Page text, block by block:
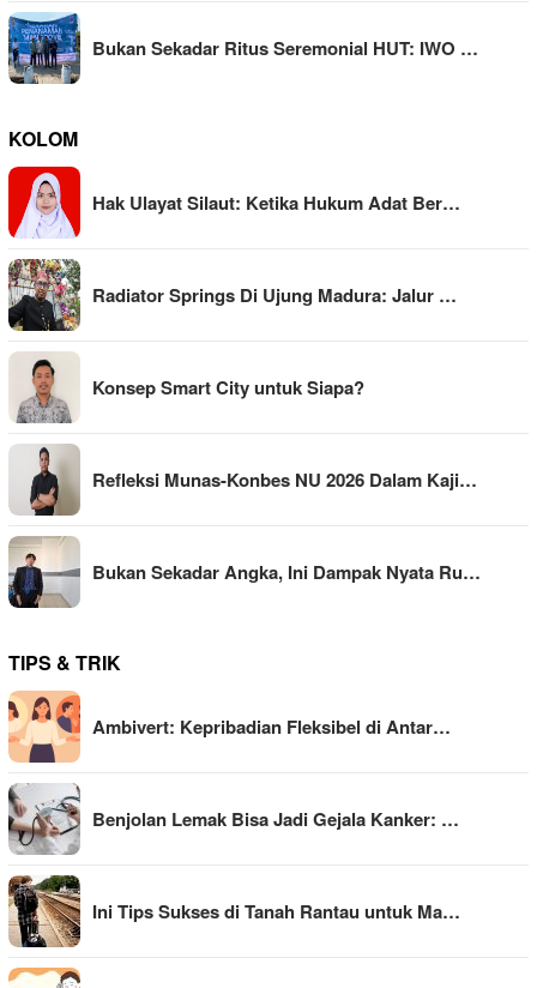
Bukan Sekadar Ritus Seremonial HUT: IWO …
KOLOM
Hak Ulayat Silaut: Ketika Hukum Adat Ber…
Radiator Springs Di Ujung Madura: Jalur …
Konsep Smart City untuk Siapa?
Refleksi Munas-Konbes NU 2026 Dalam Kaji…
Bukan Sekadar Angka, Ini Dampak Nyata Ru…
TIPS & TRIK
Ambivert: Kepribadian Fleksibel di Antar…
Benjolan Lemak Bisa Jadi Gejala Kanker: …
Ini Tips Sukses di Tanah Rantau untuk Ma…